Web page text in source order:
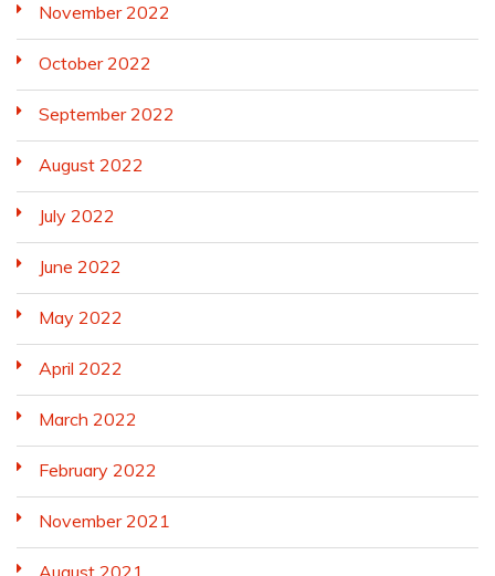
November 2022
October 2022
September 2022
August 2022
July 2022
June 2022
May 2022
April 2022
March 2022
February 2022
November 2021